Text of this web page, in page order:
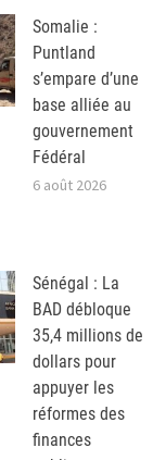
Somalie :
Puntland
s’empare d’une
base alliée au
gouvernement
Fédéral
6 août 2026
Sénégal : La
BAD débloque
35,4 millions de
dollars pour
appuyer les
réformes des
finances